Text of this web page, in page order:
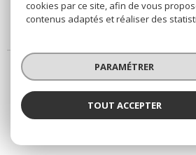
© 2026 | Tous droits réservés |
Nos Honoraires
cookies par ce site, afin de vous
contenus adaptés et réaliser des
PARAMÉTRER
TOUT ACCEPTER